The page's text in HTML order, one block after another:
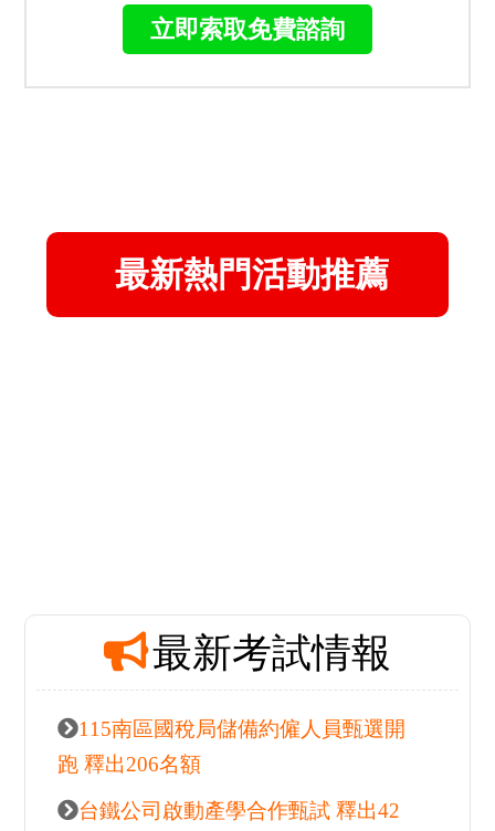
驗，也不是一般民政相關
立即索取免費諮詢